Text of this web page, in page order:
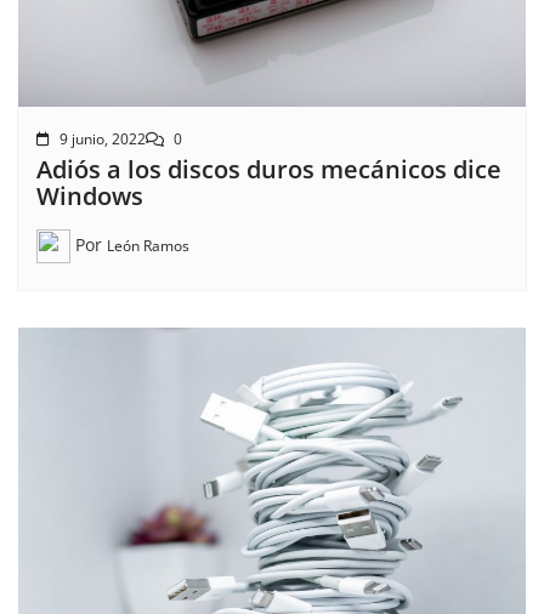
9 junio, 2022 0
Adiós a los discos duros mecánicos dice
Windows
Por León Ramos